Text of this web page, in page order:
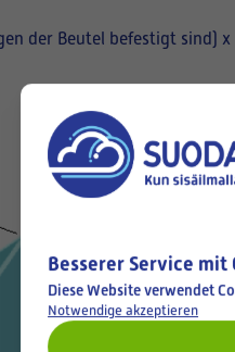
der Beutel befestigt sind) x
Besserer Service mit
Diese Website verwendet
Notwendige akzeptieren